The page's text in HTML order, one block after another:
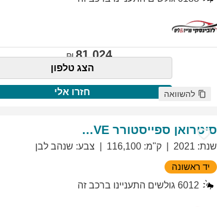
81,024
הצג טלפון
חזרו אלי להשוואה
סיטרואן ספייסטורר EXCLUSIVE
שנת:
2021 ק"מ:
116,100 צבע: שנהב לבן
יד ראשונה
6012 גולשים התעניינו ברכב זה